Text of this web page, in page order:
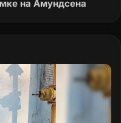
г. № 37-9).
на Амундсена